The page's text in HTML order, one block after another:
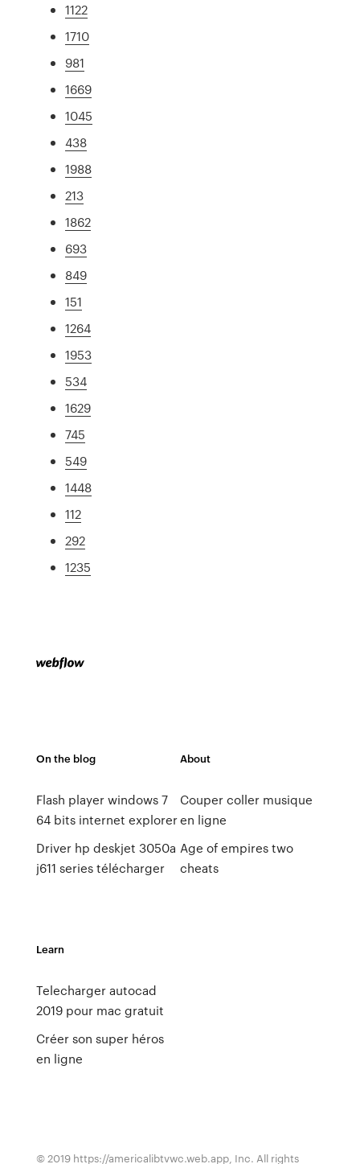
1122
1710
981
1669
1045
438
1988
213
1862
693
849
151
1264
1953
534
1629
745
549
1448
112
292
1235
On the blog
Flash player windows 7
64 bits internet explorer
Driver hp deskjet 3050a
j611 series télécharger
About
Couper coller musique
en ligne
Age of empires two
cheats
Learn
Telecharger autocad
2019 pour mac gratuit
Créer son super héros
en ligne
© 2019 https://americalibtvwc.web.app, Inc. All rights